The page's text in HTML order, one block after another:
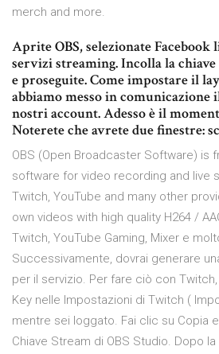
merch and more.
Aprite OBS, selezionate Facebook
servizi streaming. Incolla la
e proseguite. Come impostare il
abbiamo messo in
nostri account. Adesso è il
Noterete che avrete due finestre:
OBS (Open Broadcaster Software) is
software for video recording and live
Twitch, YouTube and many other
own videos with high quality H264 /
Twitch, YouTube Gaming, Mixer e
Successivamente, dovrai generare
per il servizio. Per fare ciò con
Key nelle Impostazioni di Twitch (
mentre sei loggato. Fai clic su Copia
Chiave Stream di OBS Studio. Dopo